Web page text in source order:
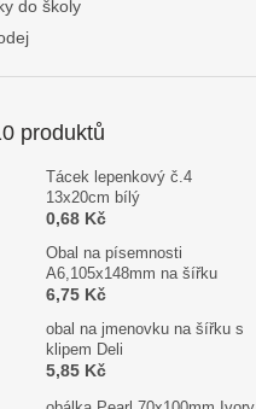
do školy
produktů
Tácek lepenkový č.4
13x20cm bílý
0,68 Kč
Obal na písemnosti
A6,105x148mm na šířku
6,75 Kč
obal na jmenovku na šířku s
klipem Deli
5,85 Kč